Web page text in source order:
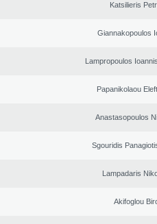
Katsilieris
Giannakopoulos
Lampropoulos
Papanikolaou
Anastasopoulos
Sgouridis
Lampadaris
Akifoglou